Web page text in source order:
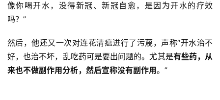
像你喝开水，没得新冠、新冠自愈，是因为开水的疗效
吗？”
然后，他还又一次对连花清瘟进行了污蔑，声称“开水治不
好，也治不坏，乱吃药可是要出问题的。尤其是有些药，从
来也不做副作用分析，然后宣称没有副作用。”